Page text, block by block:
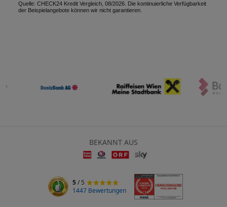
Quelle: CHECK24 Kredit Vergleich, 08/2026. Die kontinuierliche Verfügbarkeit
der Beispielangebote können wir nicht garantieren.
BEKANNT AUS
5/ 5
1447 Bewertungen